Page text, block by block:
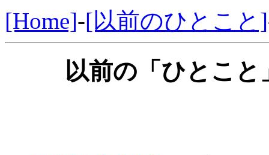
[Home]-[以前のひとこと]
以前の「ひとこ